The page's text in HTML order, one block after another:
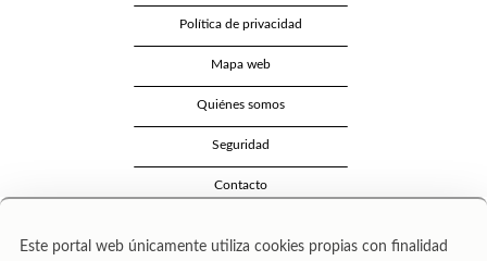
Política de privacidad
Mapa web
Quiénes somos
Seguridad
Contacto
Este portal web únicamente utiliza cookies propias con finalidad